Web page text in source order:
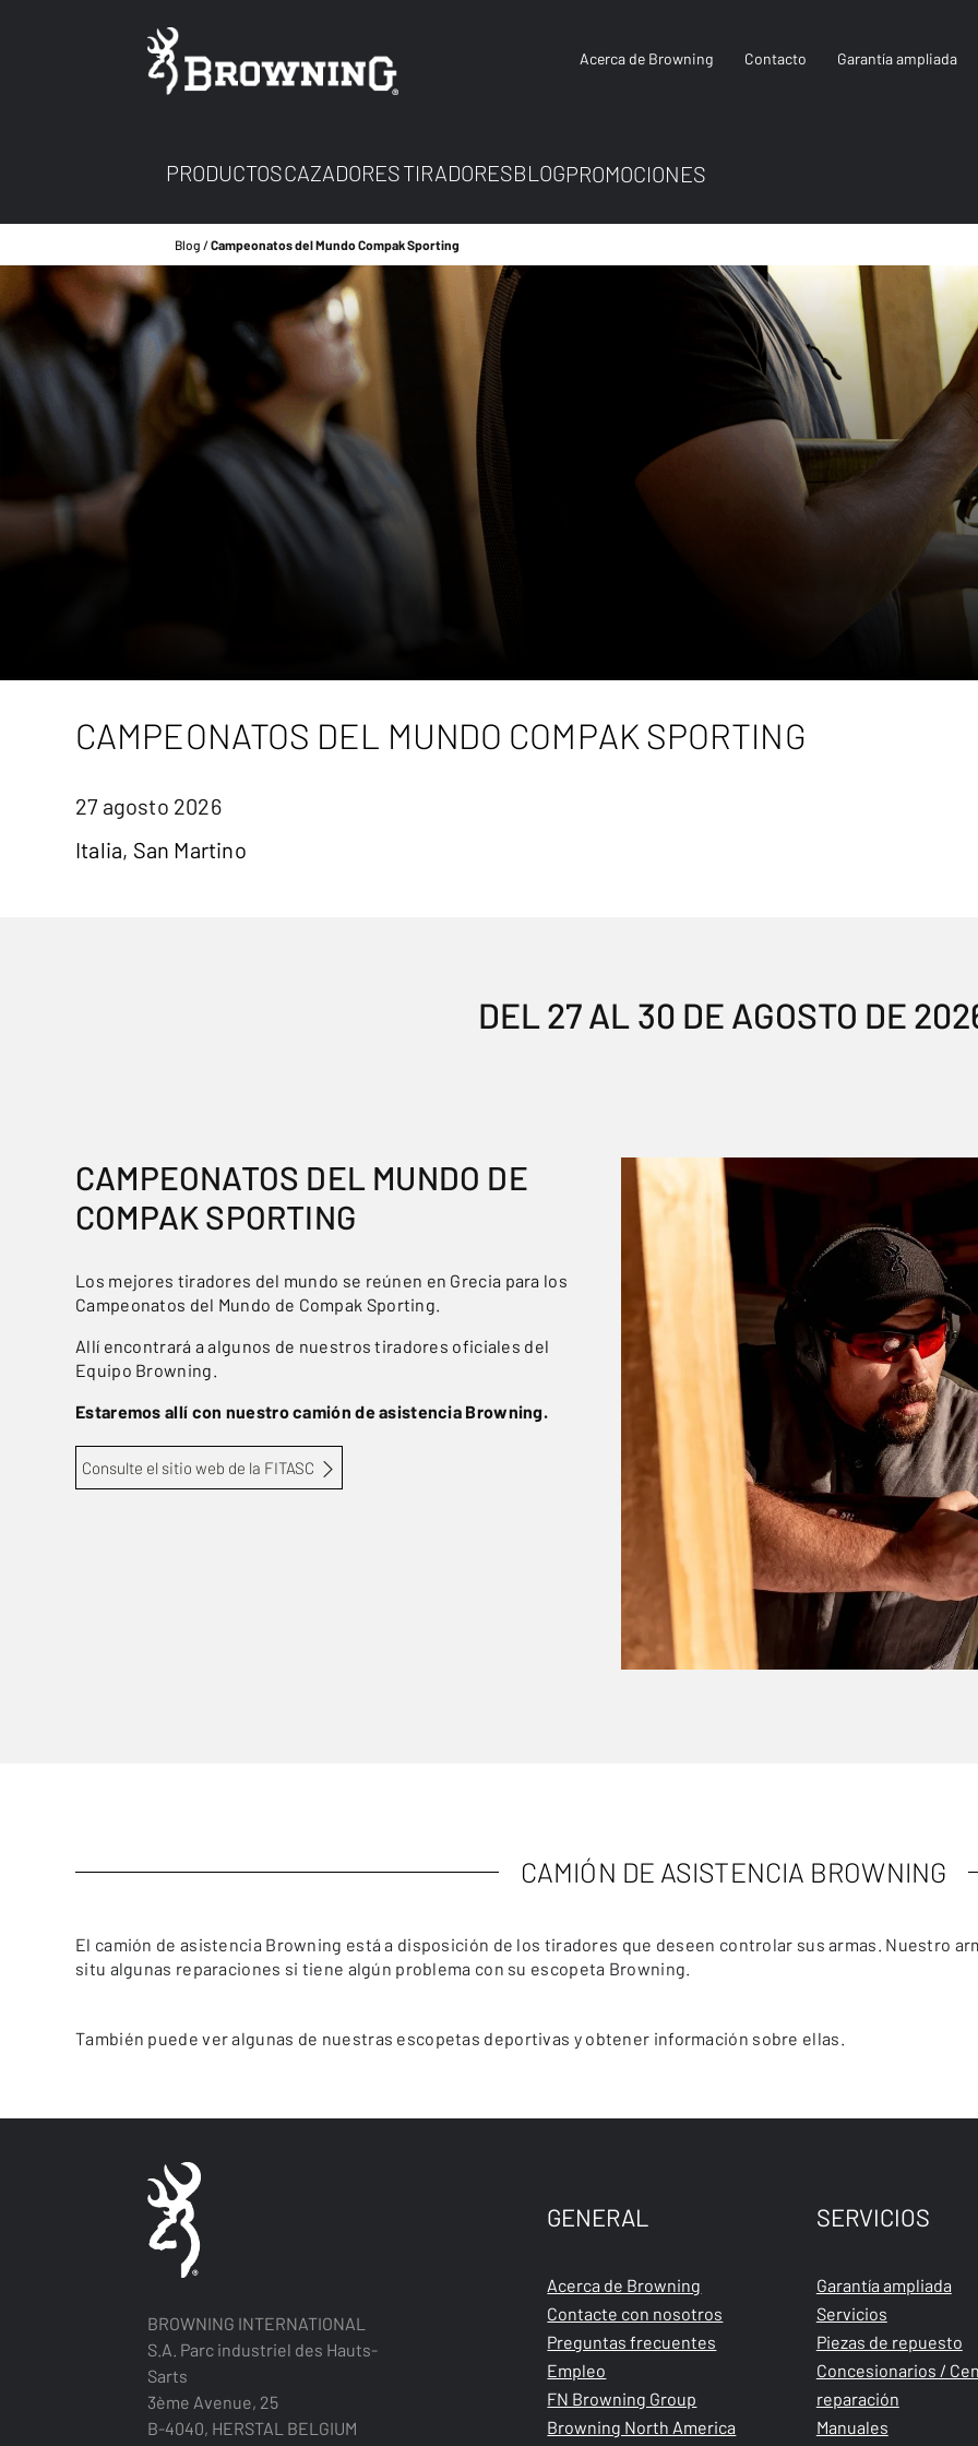
Acerca de Browning Contacto Garantía ampliada
PRODUCTOSCAZADORESTIRADORESBLOGPROMOCIONES
Blog Campeonatos del Mundo Compak Sporting
CAMPEONATOS DEL MUNDO COMPAK SPORTING
27 agosto 2026
Italia, San Martino
DEL 27 AL 30 DE AGOSTO DE
CAMPEONATOS DEL MUNDO DE
COMPAK SPORTING
Los mejores tiradores del mundo se reúnen en Grecia para los
Campeonatos del Mundo de Compak Sporting.
Allí encontrará a algunos de nuestros tiradores oficiales del
Equipo Browning.
Estaremos allí con nuestro camión de asistencia Browning.
Consulte el sitio web de la FITASC
CAMIÓN DE ASISTENCIA BROWNING
El camión de asistencia Browning está a disposición de los tiradores que deseen controlar sus armas. Nuestro
situ algunas reparaciones si tiene algún problema con su escopeta Browning.
También puede ver algunas de nuestras escopetas deportivas y obtener información sobre ellas.
BROWNING INTERNATIONAL
S.A. Parc industriel des Hauts-
Sarts
3ème Avenue, 25
B-4040, HERSTAL BELGIUM
GENERAL
Acerca de Browning
Contacte con nosotros
Preguntas frecuentes
Empleo
FN Browning Group
Browning North America
SERVICIOS
Garantía ampliada
Servicios
Piezas de repuesto
Concesionarios /
reparación
Manuales